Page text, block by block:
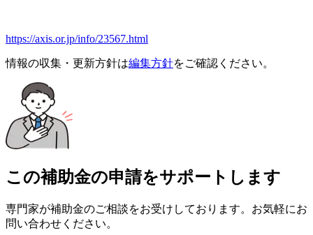
https://axis.or.jp/info/23567.html
情報の収集・更新方針は編集方針をご確認ください。
この補助金の申請をサポートします
専門家が補助金のご相談をお受けしております。お気軽にお
問い合わせください。